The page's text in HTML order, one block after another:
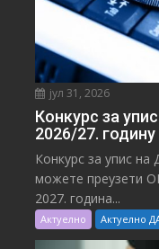
јул 31, 2026
Конкурс за
2026/27. годину
Конкурс за упис
можете преузети
2027. година...
Актуелно Актуелно